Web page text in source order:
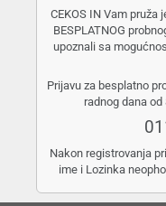
CEKOS IN Vam
BESPLATNOG
upoznali sa
Prijavu za besplatno
radnog dana
Nakon registrovanja
ime i Lozinka